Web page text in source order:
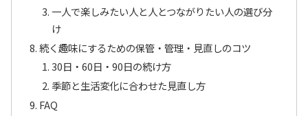
一人で楽しみたい人と人とつながりたい人の選び分
け
続く趣味にするための保管・管理・見直しのコツ
30日・60日・90日の続け方
季節と生活変化に合わせた見直し方
FAQ